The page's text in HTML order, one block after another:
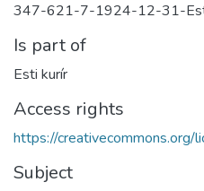
347-621-7-1924-12-31-
Is part of
Esti kurír
Access rights
https://creativecommons.org/
Subject